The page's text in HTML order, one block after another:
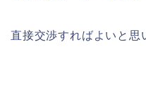
直接交渉すればよいと思